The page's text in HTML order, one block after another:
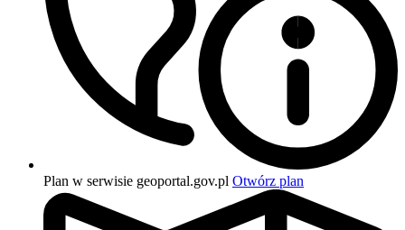
Plan w serwisie geoportal.gov.pl Otwórz plan